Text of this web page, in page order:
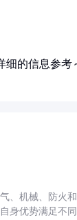
细的信息参考
、机械、防火
身优势满足不